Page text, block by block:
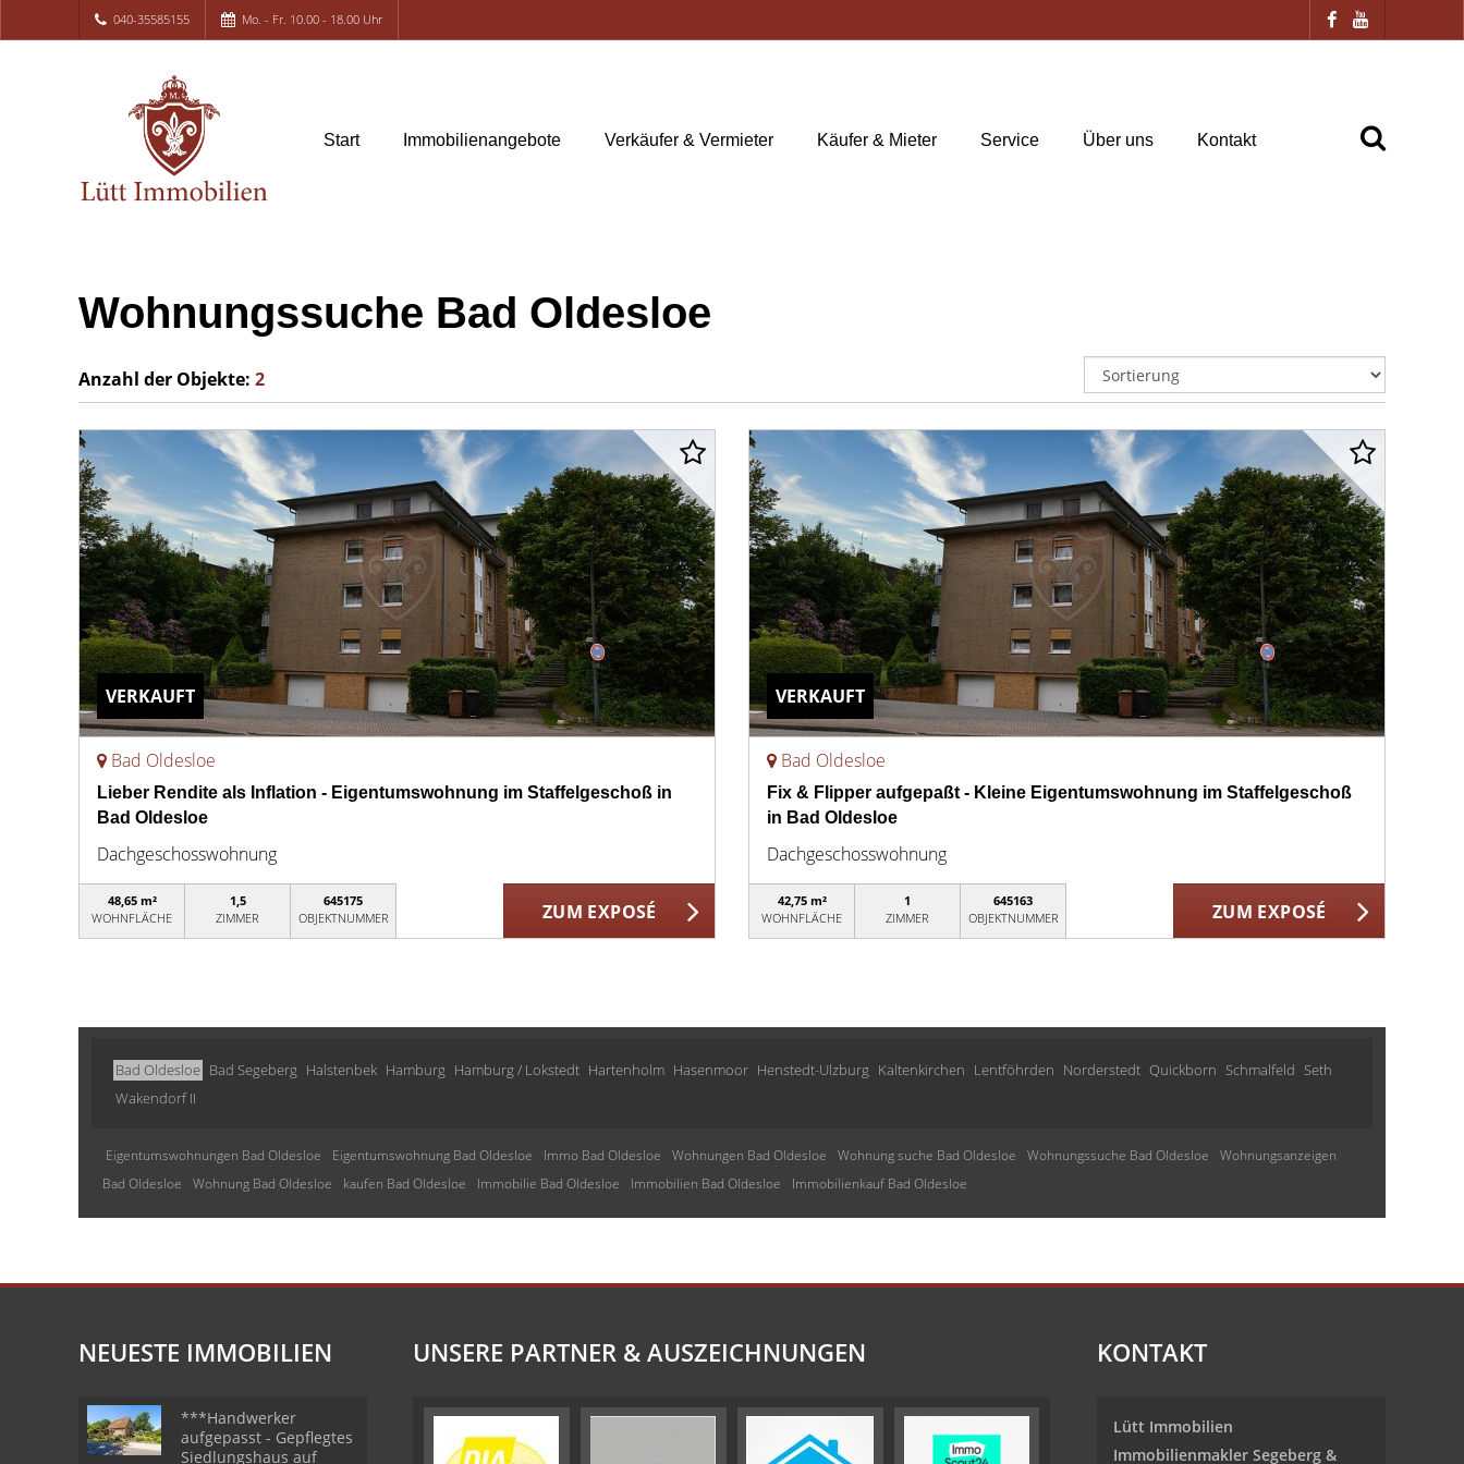
040-35585155 Mo. - Fr. 10.00 - 18.00 Uhr
Start Immobilienangebote Verkäufer & Vermieter Käufer & Mieter Service Über uns Kontakt
Wohnungssuche Bad Oldesloe
Anzahl der Objekte: 2
VERKAUFT
Bad Oldesloe
Lieber Rendite als Inflation - Eigentumswohnung im Staffelgeschoß in
Bad Oldesloe
Dachgeschosswohnung
48,65 m²
WOHNFLÄCHE
1,5
ZIMMER
645175
OBJEKTNUMMER
ZUM EXPOSÉ
VERKAUFT
Bad Oldesloe
Fix & Flipper aufgepaßt - Kleine Eigentumswohnung im Staffelgeschoß
in Bad Oldesloe
Dachgeschosswohnung
42,75 m²
WOHNFLÄCHE
1
ZIMMER
645163
OBJEKTNUMMER
ZUM EXPOSÉ
Bad Oldesloe Bad Segeberg Halstenbek Hamburg Hamburg / Lokstedt Hartenholm Hasenmoor Henstedt-Ulzburg Kaltenkirchen Lentföhrden Norderstedt Quickborn Schmalfeld Seth
Wakendorf II
Eigentumswohnungen Bad Oldesloe Eigentumswohnung Bad Oldesloe Immo Bad Oldesloe Wohnungen Bad Oldesloe Wohnung suche Bad Oldesloe Wohnungssuche Bad Oldesloe
Wohnungsanzeigen
Bad Oldesloe
Wohnung Bad Oldesloe kaufen Bad Oldesloe Immobilie Bad Oldesloe Immobilien Bad Oldesloe Immobilienkauf Bad Oldesloe
NEUESTE IMMOBILIEN
***Handwerker
aufgepasst - Gepflegtes
Siedlungshaus auf
UNSERE PARTNER & AUSZEICHNUNGEN KONTAKT
Lütt Immobilien
Immobilienmakler Segeberg &